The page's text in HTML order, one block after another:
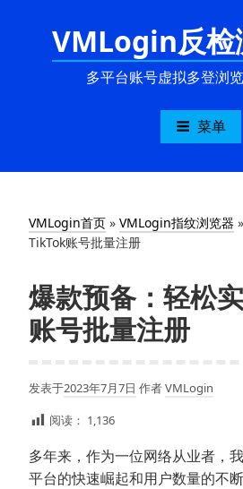
VMLogin反检
多平台账号虚拟多登浏
菜单
VMLogin首页 » VMLogin指纹浏览器 »
TikTok账号批量注册
爆款预备：轻松
账号批量注册
发表于2023年7月7日 作者VMLogin
阅读： 1,136
多年来，作为一位网络从业者，
平台的快速崛起和用户数量的不